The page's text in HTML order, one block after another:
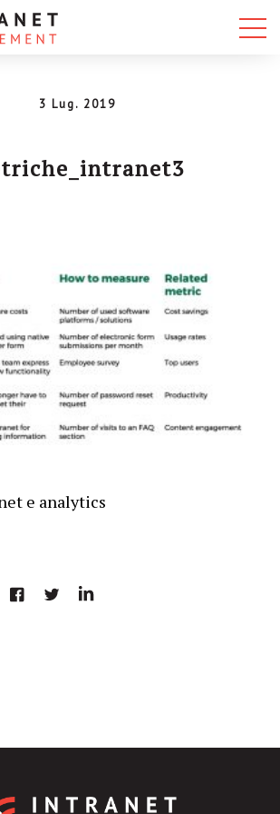
3 Lug. 2019
e analytics